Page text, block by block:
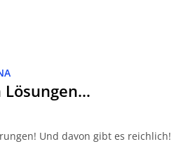
Und davon gibt es reichlich!